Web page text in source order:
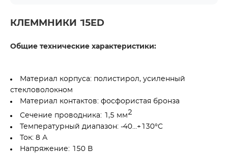
КЛЕММНИКИ 15ED
Общие технические характеристики:
Материал корпуса: полистирол, усиленный
стекловолокном
Материал контактов: фосфористая бронза
Сечение проводника: 1,5 мм2
Температурный диапазон: -40...+130°C
Ток: 8 А
Напряжение: 150 В